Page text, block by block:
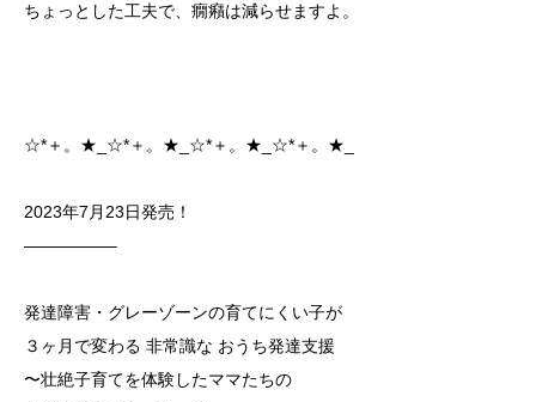
ちょっとした工夫で、癇癪は減らせますよ。
☆*＋。★_☆*＋。★_☆*＋。★_☆*＋。★_
2023年7月23日発売！
—————–
発達障害・グレーゾーンの育てにくい子が
３ヶ月で変わる 非常識な おうち発達支援
〜壮絶子育てを体験したママたちの